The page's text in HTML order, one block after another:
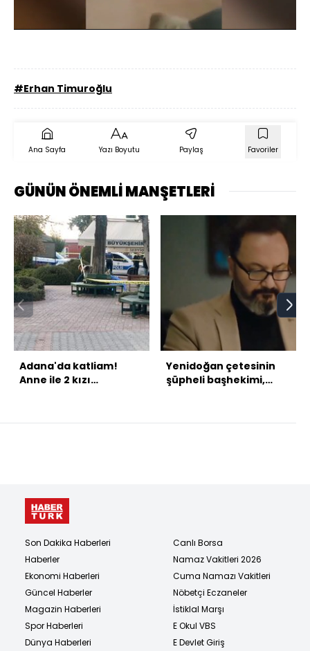
Aç
Hızı
#Erhan Timuroğlu
Ana Sayfa Yazı Boyutu Paylaş Favoriler
GÜNÜN ÖNEMLİ MANŞETLERİ
Adana'da katliam!
Anne ile 2 kızı
Yenidoğan çetesinin
şüpheli başhekimi,
Son Dakika Haberleri
Haberler
Ekonomi Haberleri
Güncel Haberler
Magazin Haberleri
Spor Haberleri
Dünya Haberleri
Canlı Borsa
Namaz Vakitleri 2026
Cuma Namazı Vakitleri
Nöbetçi Eczaneler
İstiklal Marşı
E Okul VBS
E Devlet Giriş